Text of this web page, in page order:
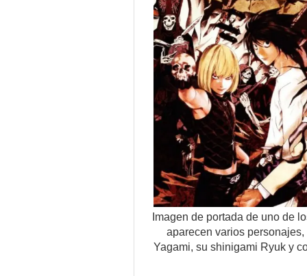
Imagen de portada de uno de
aparecen varios
Yagami, su shinigami Ryuk y